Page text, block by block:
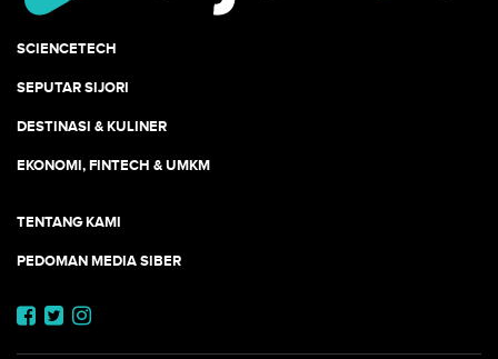
SCIENCETECH
SEPUTAR SIJORI
DESTINASI & KULINER
EKONOMI, FINTECH & UMKM
TENTANG KAMI
PEDOMAN MEDIA SIBER